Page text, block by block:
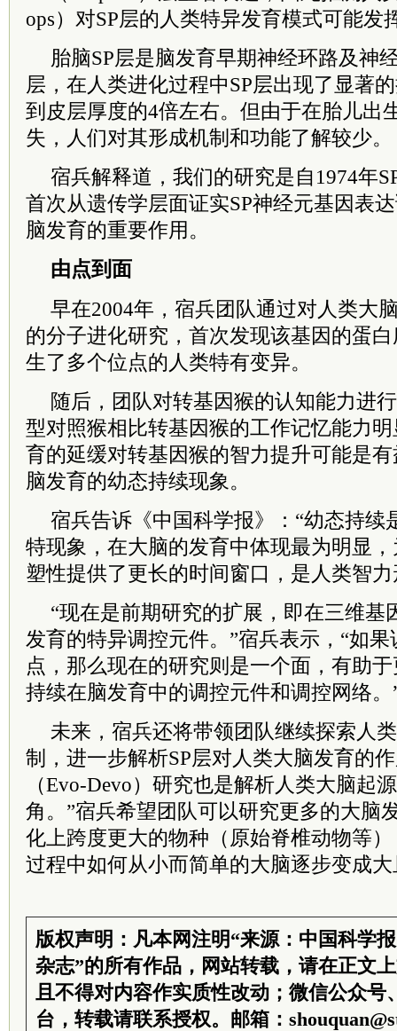
ops）对SP层的人类特异发育模式可能发
胎脑SP层是脑发育早期神经环路及神
层，在人类进化过程中SP层出现了显著
到皮层厚度的4倍左右。但由于在胎儿出
失，人们对其形成机制和功能了解较少。
宿兵解释道，我们的研究是自1974年
首次从遗传学层面证实SP神经元基因表
脑发育的重要作用。
由点到面
早在2004年，宿兵团队通过对人类大
的分子进化研究，首次发现该基因的蛋
生了多个位点的人类特有变异。
随后，团队对转基因猴的认知能力进
型对照猴相比转基因猴的工作记忆能力
育的延缓对转基因猴的智力提升可能是
脑发育的幼态持续现象。
宿兵告诉《中国科学报》：“幼态持续
特现象，在大脑的发育中体现最为明显
塑性提供了更长的时间窗口，是人类智
“现在是前期研究的扩展，即在三维基
发育的特异调控元件。”宿兵表示，“如
点，那么现在的研究则是一个面，有助
持续在脑发育中的调控元件和调控网络。
未来，宿兵还将带领团队继续探索人
制，进一步解析SP层对人类大脑发育的
（Evo-Devo）研究也是解析人类大脑起
角。”宿兵希望团队可以研究更多的大脑
化上跨度更大的物种（原始脊椎动物等
过程中如何从小而简单的大脑逐步变成
版权声明：凡本网注明“来源：中国科学
杂志”的所有作品，网站转载，请在正文
且不得对内容作实质性改动；微信公众号
台，转载请联系授权。邮箱：